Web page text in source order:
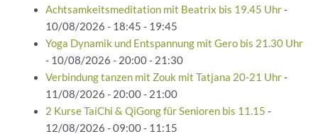
Achtsamkeitsmeditation mit Beatrix bis 19.45 Uhr-
10/08/2026 - 18:45 - 19:45
Yoga Dynamik und Entspannung mit Gero bis 21.30 Uhr
- 10/08/2026 - 20:00 - 21:30
Verbindung tanzen mit Zouk mit Tatjana 20-21 Uhr-
11/08/2026 - 20:00 - 21:00
2 Kurse TaiChi & QiGong für Senioren bis 11.15 -
12/08/2026 - 09:00 - 11:15